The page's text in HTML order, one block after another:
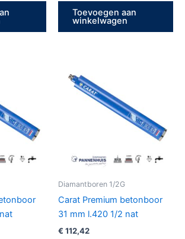
Toevoegen aan
winkelwagen
Diamantboren 1/2G
Carat Premium betonboor
31 mm l.420 1/2 nat
€ 112,42